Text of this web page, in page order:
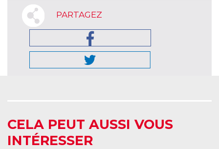
PARTAGEZ
CELA PEUT AUSSI VOUS
INTÉRESSER